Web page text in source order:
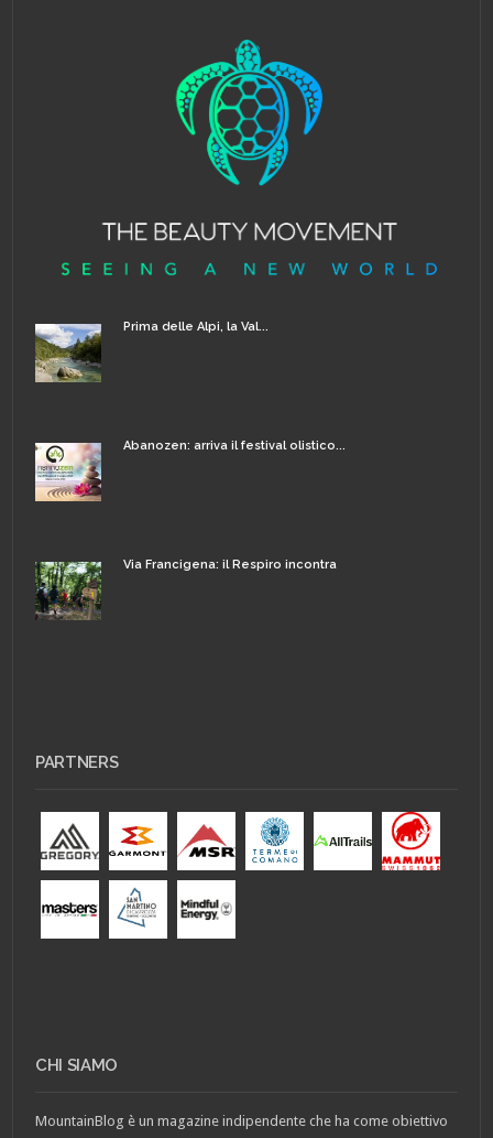
Prima delle Alpi, la Val...
Abanozen: arriva il festival olistico...
Via Francigena: il Respiro incontra
PARTNERS
CHI SIAMO
MountainBlog è un magazine indipendente che ha come obiettivo